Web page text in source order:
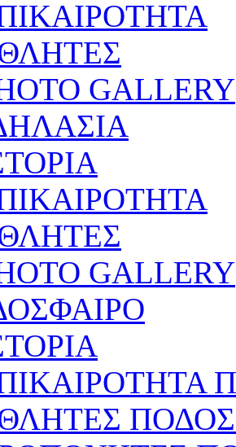
GALLERY
GALLERY